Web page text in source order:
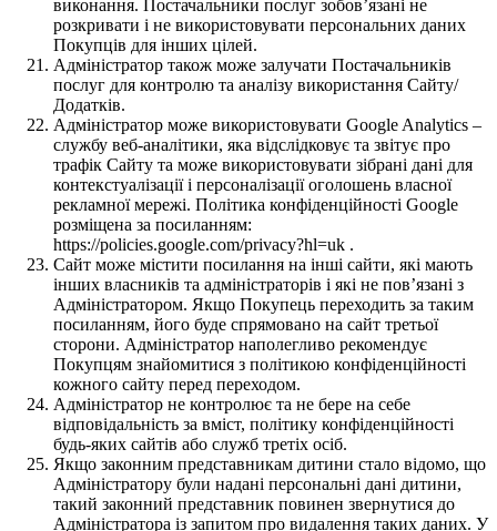
виконання. Постачальники послуг зобов’язані не
розкривати і не використовувати персональних даних
Покупців для інших цілей.
Адміністратор також може залучати Постачальників
послуг для контролю та аналізу використання Сайту/
Додатків.
Адміністратор може використовувати Google Analytics –
службу веб-аналітики, яка відслідковує та звітує про
трафік Сайту та може використовувати зібрані дані для
контекстуалізації і персоналізації оголошень власної
рекламної мережі. Політика конфіденційності Google
розміщена за посиланням:
https://policies.google.com/privacy?hl=uk .
Сайт може містити посилання на інші сайти, які мають
інших власників та адміністраторів і які не пов’язані з
Адміністратором. Якщо Покупець переходить за таким
посиланням, його буде спрямовано на сайт третьої
сторони. Адміністратор наполегливо рекомендує
Покупцям знайомитися з політикою конфіденційності
кожного сайту перед переходом.
Адміністратор не контролює та не бере на себе
відповідальність за вміст, політику конфіденційності
будь-яких сайтів або служб третіх осіб.
Якщо законним представникам дитини стало відомо, що
Адміністратору були надані персональні дані дитини,
такий законний представник повинен звернутися до
Адміністратора із запитом про видалення таких даних. У